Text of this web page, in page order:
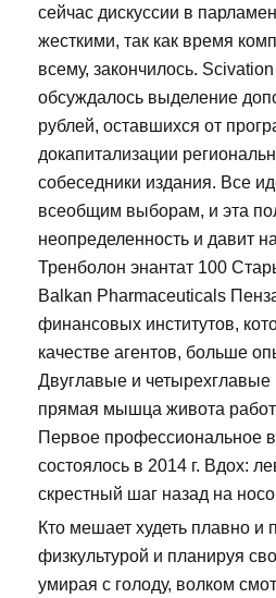
сейчас дискуссии в
жесткими, так как время
всему, закончилось.
обсуждалось выделение
рублей, оставшихся от
докапитализации
собеседники издания. Все
всеобщим выборам, и эта
неопределенность и давит
Тренболон энантат 100
Balkan Pharmaceuticals
финансовых институтов,
качестве агентов, больше
Двуглавые и
прямая мышца живота
Первое профессиональное
состоялось в 2014 г. Вдох:
скрестный шаг назад на
Кто мешает худеть плавно и
физкультурой и планируя
умирая с голоду, волком